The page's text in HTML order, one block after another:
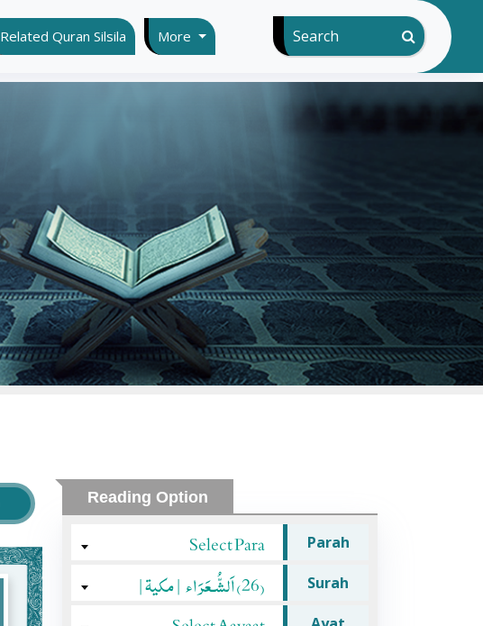
Related Quran Silsila More Search
Reading Option
Select Para Parah
(26) اَلشُّـعَرَاء |مکیۃ| Surah